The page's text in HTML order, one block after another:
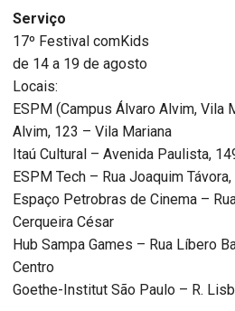
Serviço
17º Festival comKids
de 14 a 19 de agosto
Locais:
ESPM (Campus Álvaro Alvim, Vila
Alvim, 123 – Vila Mariana
Itaú Cultural – Avenida Paulista,
ESPM Tech – Rua Joaquim
Espaço Petrobras de Cinema –
Cerqueira César
Hub Sampa Games – Rua Líbero
Centro
Goethe-Institut São Paulo – R.